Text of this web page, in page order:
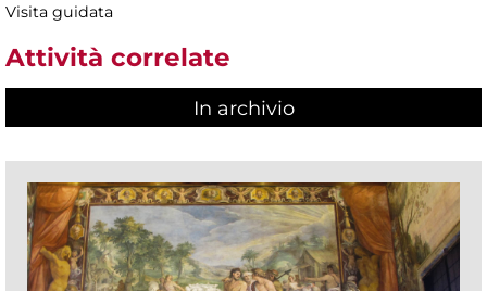
Visita guidata
Attività correlate
In archivio